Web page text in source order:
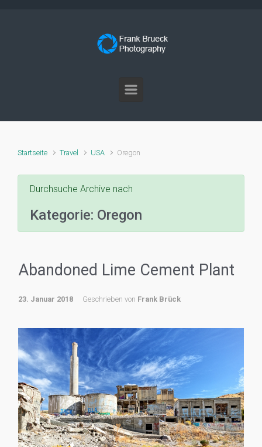
Startseite Travel USA Oregon
Durchsuche Archive nach
Kategorie: Oregon
Abandoned Lime Cement Plant
23. Januar 2018 Geschrieben von Frank Brück